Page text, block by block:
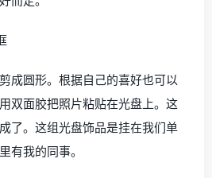
购买成品。
与中国结同粗细的红绳。
接起来。购买的中国结成品在制
部分安装在第一张光盘的上面。
张光盘的下面。整件饰品选用几张